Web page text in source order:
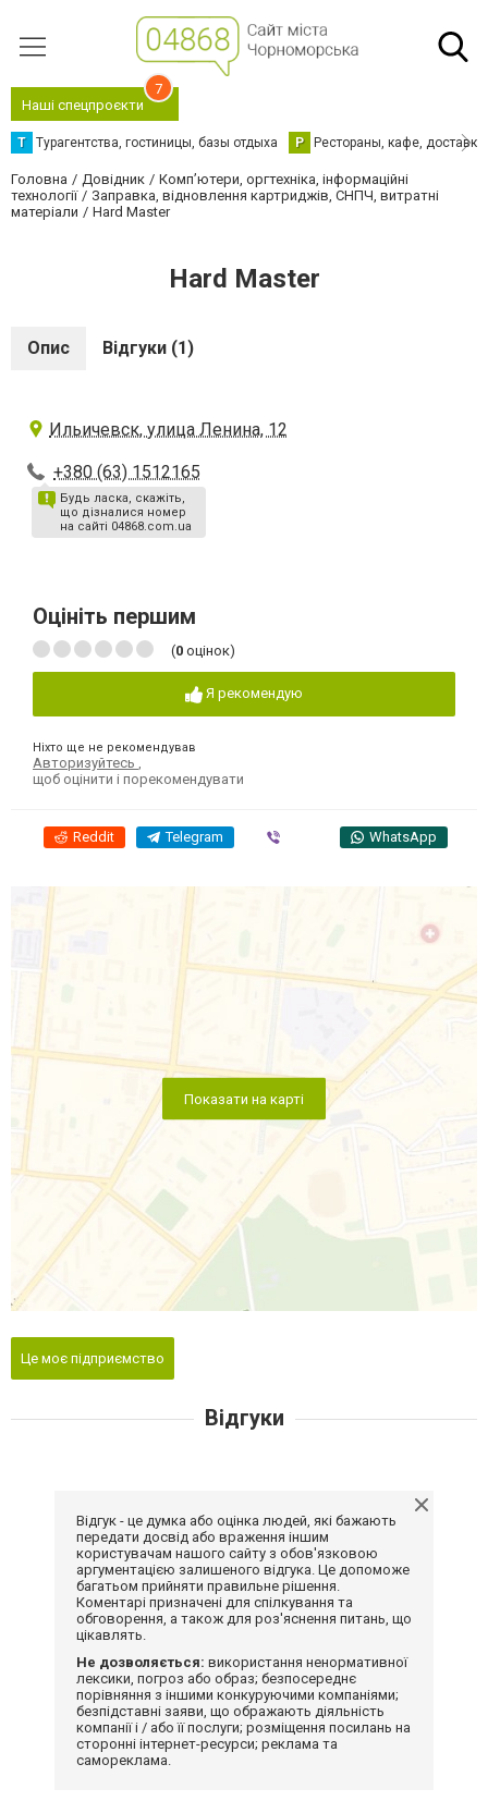
Наші спецпроєкти
7
Т Турагентства, гостиницы, базы отдыха Р Рестораны, кафе,
Головна Довідник
Комп’ютери, оргтехніка, інформаційні
технології
Заправка, відновлення картриджів, СНПЧ, витратні
матеріали
Hard Master
Hard Master
Опис Відгуки (1)
Ильичевск, улица Ленина, 12
+380 (63) 1512165
Будь ласка, скажіть,
що дізналися номер
на сайті 04868.com.ua
Оцініть першим
(0 оцінок)
Я рекомендую
Ніхто ще не рекомендував
Авторизуйтесь
щоб оцінити і порекомендувати
Reddit Telegram WhatsApp
Показати на карті
Це моє підприємство
Відгуки
Відгук - це думка або оцінка людей, які бажають
передати досвід або враження іншим
користувачам нашого сайту з обов'язковою
аргументацією залишеного відгука. Це допоможе
багатьом прийняти правильне рішення.
Коментарі призначені для спілкування та
обговорення, а також для роз'яснення питань, що
цікавлять.
Не дозволяється: використання ненормативної
лексики, погроз або образ; безпосереднє
порівняння з іншими конкуруючими компаніями;
безпідставні заяви, що ображають діяльність
компанії і / або її послуги; розміщення посилань на
сторонні інтернет-ресурси; реклама та
самореклама.